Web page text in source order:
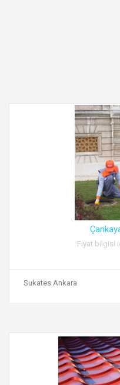
Fiyat bilgisi
Sukates Ankara